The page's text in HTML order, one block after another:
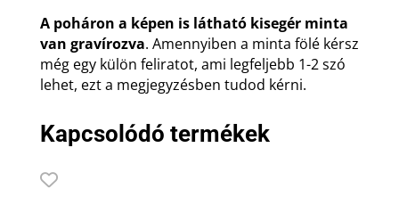
A poháron a képen is látható kisegér minta
van gravírozva. Amennyiben a minta fölé kérsz
még egy külön feliratot, ami legfeljebb 1-2 szó
lehet, ezt a megjegyzésben tudod kérni.
Kapcsolódó termékek